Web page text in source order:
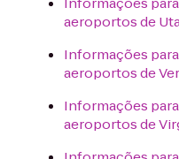
aeroportos de
Informações
aeroportos de
Informações
aeroportos de